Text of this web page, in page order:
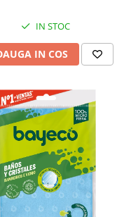
IN STOC
IN COS